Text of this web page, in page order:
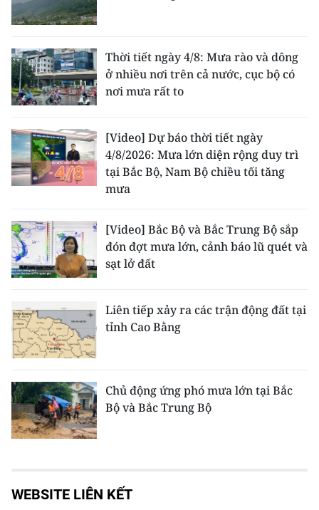
Thời tiết ngày 4/8: Mưa rào và dông
ở nhiều nơi trên cả nước, cục bộ có
nơi mưa rất to
[Video] Dự báo thời tiết ngày
4/8/2026: Mưa lớn diện rộng duy trì
tại Bắc Bộ, Nam Bộ chiều tối tăng
mưa
[Video] Bắc Bộ và Bắc Trung Bộ sắp
đón đợt mưa lớn, cảnh báo lũ quét và
sạt lở đất
Liên tiếp xảy ra các trận động đất tại
tỉnh Cao Bằng
Chủ động ứng phó mưa lớn tại Bắc
Bộ và Bắc Trung Bộ
WEBSITE LIÊN KẾT